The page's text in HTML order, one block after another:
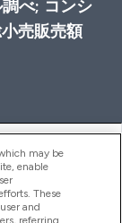
べ; コンシ
売販売額
may be
enable
These
and
referring